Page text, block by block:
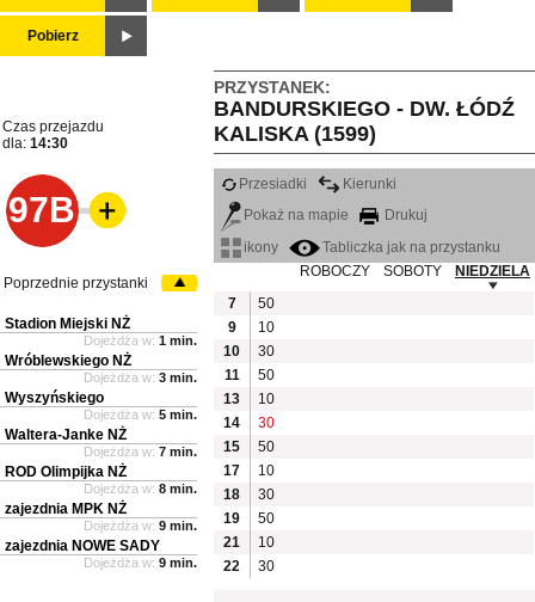
Pobierz
PRZYSTANEK:
BANDURSKIEGO - DW. ŁÓDŹ
KALISKA (1599)
Czas przejazdu
dla: 14:30
97B
Przesiadki
Kierunki
Pokaż na mapie
Drukuj
ikony
Tabliczka jak na przystanku
ROBOCZY
SOBOTY
NIEDZIELA
7
50
9
10
10
30
11
50
13
10
14
30
15
50
17
10
18
30
19
50
21
10
22
30
Poprzednie przystanki
Stadion Miejski NŻ
Dojeżdża w: 1 min.
Wróblewskiego NŻ
Dojeżdża w: 3 min.
Wyszyńskiego
Dojeżdża w: 5 min.
Waltera-Janke NŻ
Dojeżdża w: 7 min.
ROD Olimpijka NŻ
Dojeżdża w: 8 min.
zajezdnia MPK NŻ
Dojeżdża w: 9 min.
zajezdnia NOWE SADY
Dojeżdża w: 9 min.